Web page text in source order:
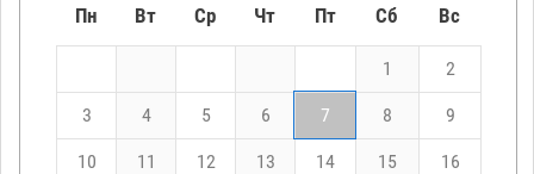
Пн Вт Ср Чт Пт Сб Вс
1 2
3 4 5 6 7 8 9
10 11 12 13 14 15 16